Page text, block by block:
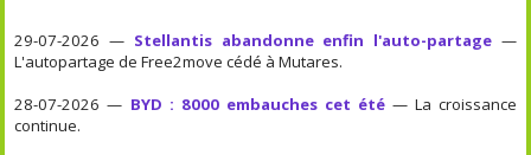
29-07-2026 — Stellantis abandonne enfin l'auto-partage—
L'autopartage de Free2move cédé à Mutares.
28-07-2026 — BYD : 8000 embauches cet été— La croissance
continue.